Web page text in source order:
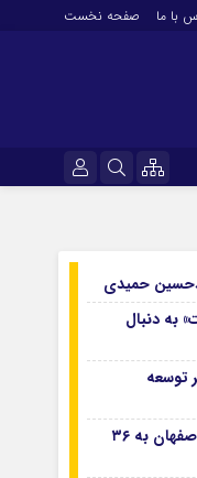
با ما صفحه نخست
حمیدی
به دنبال
توسعه
امدادرسانی هلال احمر اصفهان به ۳۶